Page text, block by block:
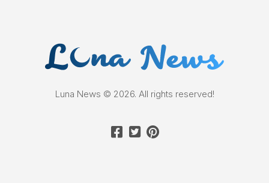
Luna News © 2026. All rights reserved!